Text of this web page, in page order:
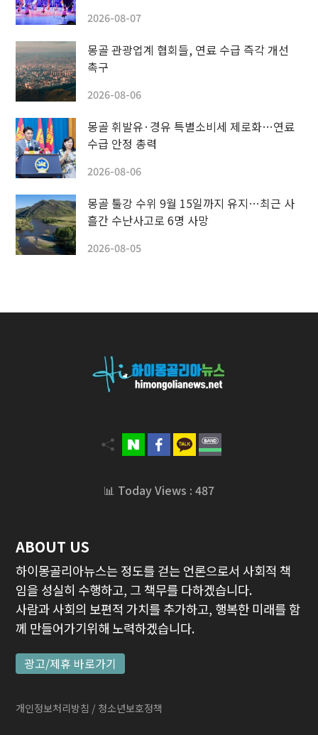
2026-08-07
몽골 관광업계 협회들, 연료 수급 즉각 개선
촉구
2026-08-06
몽골 휘발유·경유 특별소비세 제로화…연료
수급 안정 총력
2026-08-06
몽골 툴강 수위 9월 15일까지 유지…최근 사
흘간 수난사고로 6명 사망
2026-08-05
📊 Today Views : 487
ABOUT US
하이몽골리아뉴스는 정도를 걷는 언론으로서 사회적 책
임을 성실히 수행하고, 그 책무를 다하겠습니다.
사람과 사회의 보편적 가치를 추가하고, 행복한 미래를 함
께 만들어가기위해 노력하겠습니다.
광고/제휴 바로가기
개인정보처리방침 / 청소년보호정책